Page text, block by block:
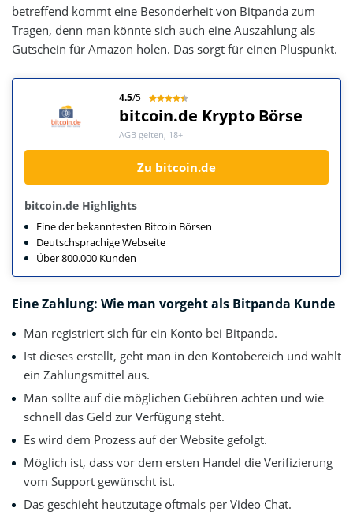
betreffend kommt eine Besonderheit von Bitpanda zum
Tragen, denn man könnte sich auch eine Auszahlung als
Gutschein für Amazon holen. Das sorgt für einen Pluspunkt.
4.5/5
bitcoin.de Krypto Börse
AGB gelten, 18+
Zu bitcoin.de
bitcoin.de Highlights
Eine der bekanntesten Bitcoin Börsen
Deutschsprachige Webseite
Über 800.000 Kunden
Eine Zahlung: Wie man vorgeht als Bitpanda Kunde
Man registriert sich für ein Konto bei Bitpanda.
Ist dieses erstellt, geht man in den Kontobereich und wählt
ein Zahlungsmittel aus.
Man sollte auf die möglichen Gebühren achten und wie
schnell das Geld zur Verfügung steht.
Es wird dem Prozess auf der Website gefolgt.
Möglich ist, dass vor dem ersten Handel die Verifizierung
vom Support gewünscht ist.
Das geschieht heutzutage oftmals per Video Chat.